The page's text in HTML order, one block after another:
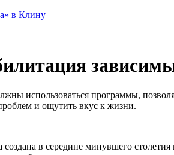
в Клину
использоваться программы,
и ощутить вкус к жизни.
в середине минувшего